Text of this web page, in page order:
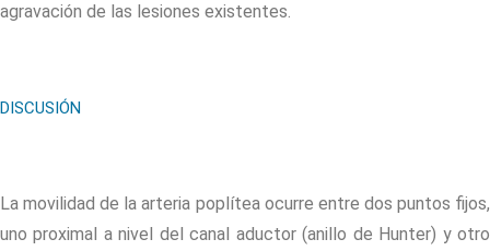
agravación de las lesiones existentes.
DISCUSIÓN
La movilidad de la arteria poplítea ocurre entre dos puntos fijos,
uno proximal a nivel del canal aductor (anillo de Hunter) y otro